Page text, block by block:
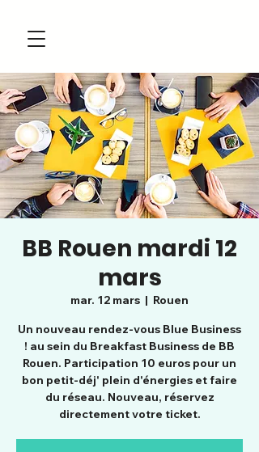
BB Rouen mardi 12
mars
mar. 12 mars
  |
Rouen
Un nouveau rendez-vous Blue Business
! au sein du Breakfast Business de BB
Rouen. Participation 10 euros pour un
bon petit-déj' plein d'énergies et faire
du réseau. Nouveau, réservez
directement votre ticket.